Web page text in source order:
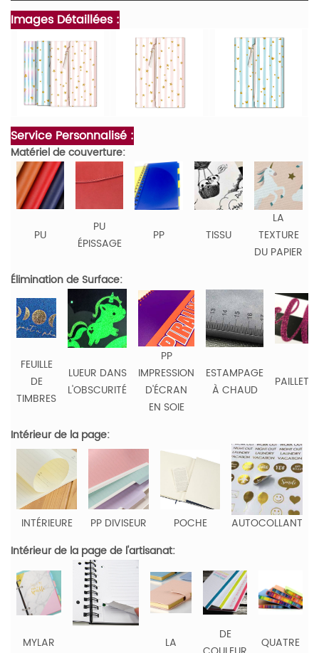
Images Détaillées :
Service Personnalisé :
Matériel de couverture:
PU
PU
ÉPISSAGE
PP TISSU
LA
TEXTURE
DU PAPIER
Élimination de Surface:
FEUILLE
DE
TIMBRES
LUEUR DANS
L'OBSCURITÉ
PP
IMPRESSION
D'ÉCRAN
EN SOIE
ESTAMPAGE
À CHAUD
Intérieur de la page:
INTÉRIEURE PP DIVISEUR POCHE
AUTOCOLLANT
Intérieur de la page de l'artisanat:
MYLAR
LA
DE
QUATRE